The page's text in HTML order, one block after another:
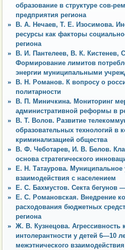
образование в структуре сов-
предприятия региона
В. А. Нечаев, Т. Е. Изосимова.
ресурсы как факторы
региона
В. И. Пантелеев, В. К. Кистенев,
Формирование лимитов
энергии муниципальными
В. Н. Романов. К вопросу о
политарности
В. П. Миничкина. Мониторинг
административной реформы в
В. Т. Волов. Развитие
образовательных технологий в
криминализацией общества
В. Ф. Чеботарев, И. В. Белов.
основа стратегического
Е. Н. Татаурова.
взаимодействия с населением
Е. С. Бахмустов. Секта бегунов
Е. С. Романовская. Внедрение
расходования бюджетных
региона
Ж. В. Кузнецова. Агрессивность
интолерантности у детей 6—10
межэтнического взаимодействия